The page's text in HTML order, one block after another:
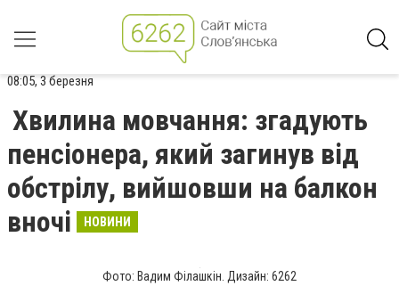
08:05, 3 березня
Хвилина мовчання: згадують
пенсіонера, який загинув від
обстрілу, вийшовши на балкон
вночі
НОВИНИ
Фото: Вадим Філашкін. Дизайн: 6262